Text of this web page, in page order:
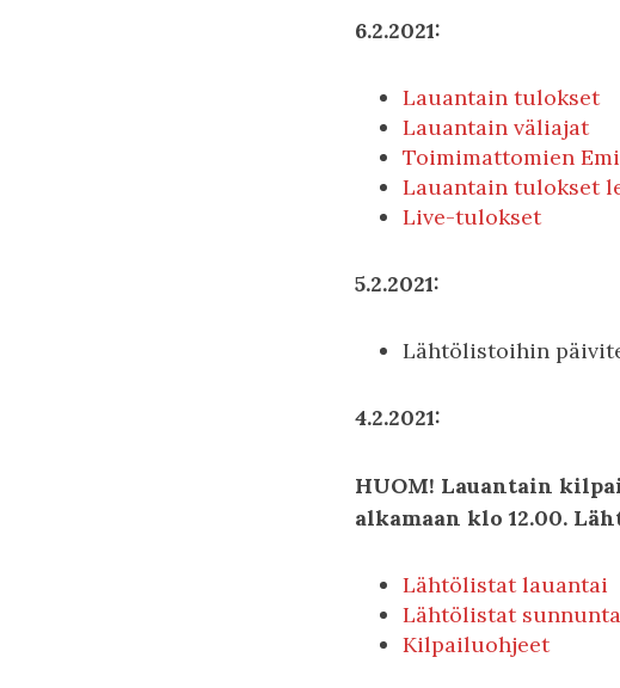
6.2.2021:
Lauantain tulokset
Lauantain väliajat
Toimimattomien
Lauantain tulokset
Live-tulokset
5.2.2021:
Lähtölistoihin
4.2.2021:
HUOM! Lauantain
alkamaan klo 12.00.
Lähtölistat lauantai
Lähtölistat
Kilpailuohjeet